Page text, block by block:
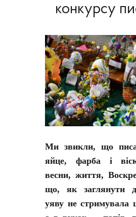
конкурсу
Ми звикли, що
яйце, фарба і
весни, життя,
що, як заглянути
уяву не стримувала